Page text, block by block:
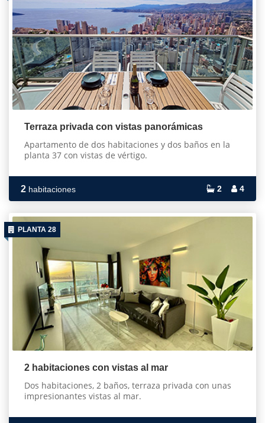
Terraza privada con vistas panorámicas
Apartamento de dos habitaciones y dos baños en la
planta 37 con vistas de vértigo.
2 habitaciones 2 4
PLANTA 28
2 habitaciones con vistas al mar
Dos habitaciones, 2 baños, terraza privada con unas
impresionantes vistas al mar.